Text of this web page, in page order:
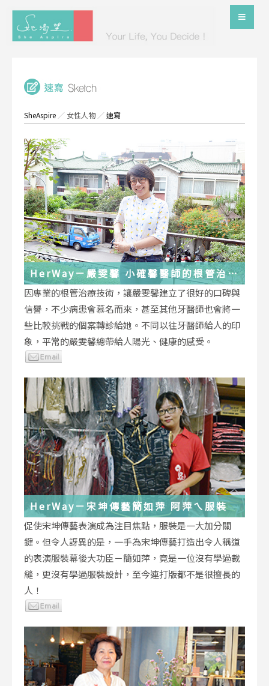
SheAspire ／ 女性人物／速寫
HerWay－嚴雯馨 小確馨醫師的根管治療
小確幸
因專業的根管治療技術，讓嚴雯馨建立了很好的口碑與
信譽，不少病患會慕名而來，甚至其他牙醫師也會將一
些比較挑戰的個案轉診給她。不同以往牙醫師給人的印
象，平常的嚴雯馨總帶給人陽光、健康的感受。
HerWay－宋坤傳藝簡如萍 阿萍ㄟ服裝
促使宋坤傳藝表演成為注目焦點，服裝是一大加分關
鍵。但令人訝異的是，一手為宋坤傳藝打造出令人稱道
的表演服裝幕後大功臣－簡如萍，竟是一位沒有學過裁
縫，更沒有學過服裝設計，至今連打版都不是很擅長的
人！